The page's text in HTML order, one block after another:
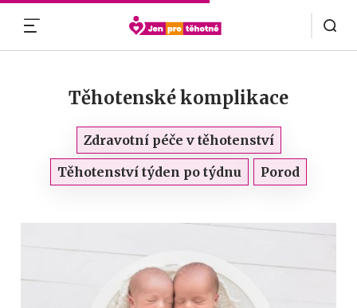
Těhotenské komplikace
Zdravotní péče v těhotenství
Těhotenství týden po týdnu
Porod